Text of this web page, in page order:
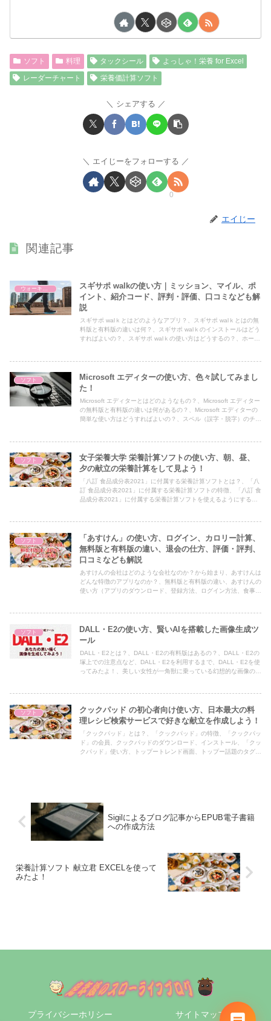
ソフト 料理 タックシール
よっしゃ！栄養 for Excel
レーダーチャート
栄養価計算ソフト
シェアする
エイじーをフォローする
0
エイじー
関連記事
ウォーキング
スギサポ walkの使い方｜ミッション、マイル、ポ
イント、紹介コード、評判・評価、口コミなども解
説
スギサポ walｋとはどのようなアプリ？、スギサポ walｋとはの無
料版と有料版の違いは何？、スギサポ walｋのインストールはどう
すればよいの？、スギサポ walｋの使い方はどうするの？、ホーム
ポ walｋのの評判・評価、口コミはどうなの？などについて解説し
た記事です。
ソフト
Microsoft エディターの使い方、色々試してみまし
た！
Microsoft エディターとはどのようなもの？、Microsoft エディター
の無料版と有料版の違いは何があるの？、Microsoft エディターの
簡単な使い方はどうすればよいの？、スペル（誤字・脱字）のチェ
ソフト
女子栄養大学 栄養計算ソフトの使い方、朝、昼、
夕の献立の栄養計算をして見よう！
「八訂 食品成分表2021」に付属する栄養計算ソフトとは？、「八
訂 食品成分表2021」に付属する栄養計算ソフトの特徴、「八訂 食
品成分表2021」に付属する栄養計算ソフトを使えるようにするま
添え」の作成、献立ファイルの移動、ファイルのダウンロードなど
について紹介した記事です。
ソフト
「あすけん」の使い方、ログイン、カロリー計算、
無料版と有料版の違い、退会の仕方、評価・評判、
口コミなども解説
あすけんの会社はどのような会社なのか？から始まり、あすけんは
どんな特徴のアプリなのか？、無料版と有料版の違い、あすけんの
使い方（アプリのダウンロード、登録方法、ログイン方法、食事の
ソフト
DALL・E2の使い方、賢いAIを搭載した画像生成ツ
ール
DALL・E2とは？、DALL・E2の有料版はあるの？、DALL・E2の
塚上での注意点など、DALL・E2を利用するまで、DALL・E2を使
ってみたよ！、美しい女性が一角獣に乗っている幻想的な画像の生
ソフト
クックパッド の初心者向け使い方、日本最大の料
理レシピ検索サービスで好きな献立を作成しよう！
「クックパッド」とは？、「クックパッド」の特徴、「クックパッ
ド」の会員、クックパッドのダウンロード、インストール、「クッ
クパッド」使い方、トップートレンド画面、トップー話題のタグ、
Sigilによるブログ記事からEPUB電子書籍
への作成方法
栄養計算ソフト 献立君 EXCELを使って
みたよ！
プライバシーホリシー サイトマップ